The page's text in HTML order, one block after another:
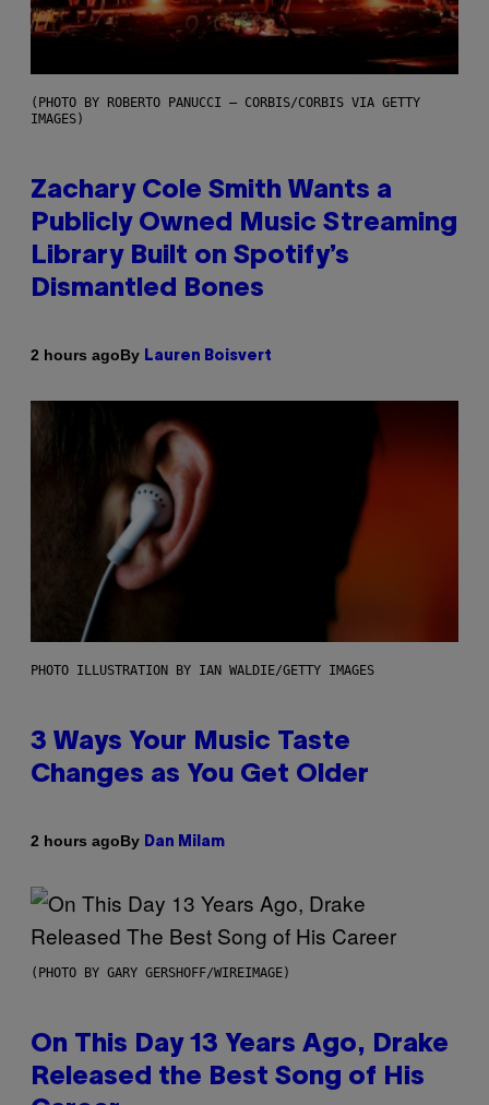
(PHOTO BY ROBERTO PANUCCI – CORBIS/CORBIS VIA GETTY
IMAGES)
Zachary Cole Smith Wants a
Publicly Owned Music Streaming
Library Built on Spotify’s
Dismantled Bones
2 hours agoBy Lauren Boisvert
PHOTO ILLUSTRATION BY IAN WALDIE/GETTY IMAGES
3 Ways Your Music Taste
Changes as You Get Older
2 hours agoBy Dan Milam
(PHOTO BY GARY GERSHOFF/WIREIMAGE)
On This Day 13 Years Ago, Drake
Released the Best Song of His